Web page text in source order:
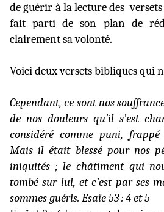
de guérir à la lecture des
fait parti de son plan de
clairement sa volonté.
Voici deux versets bibliques qui
Cependant, ce sont nos
de nos douleurs qu’il s’est
considéré comme puni,
Mais il était blessé pour nos
iniquités ; le châtiment qui
tombé sur lui, et c’est par ses
sommes guéris. Esaïe 53 : 4 et 5